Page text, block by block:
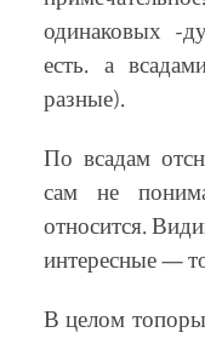
одинаковых -
есть. а
разные).
По всадам
сам не
относится.
интересные —
В целом